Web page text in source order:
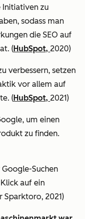
Initiativen zu
sodass man
die SEO auf
(HubSpot, 2020)
verbessern, setzen
vor allem auf
(HubSpot, 2021)
um einen
zu finden.
Suchen
auf ein
Sparktoro, 2021)